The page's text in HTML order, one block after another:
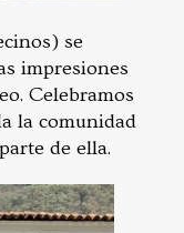
se
impresiones
Celebramos
la comunidad
de ella.